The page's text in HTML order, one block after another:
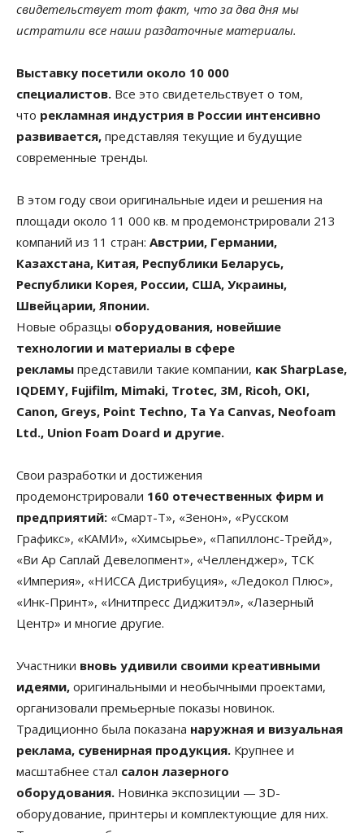
свидетельствует тот факт, что за два дня мы
истратили все наши раздаточные материалы.
Выставку посетили около 10 000
специалистов. Все это свидетельствует о том,
что рекламная индустрия в России интенсивно
развивается, представляя текущие и будущие
современные тренды.
В этом году свои оригинальные идеи и решения на
площади около 11 000 кв. м продемонстрировали 213
компаний из 11 стран: Австрии, Германии,
Казахстана, Китая, Республики Беларусь,
Республики Корея, России, США, Украины,
Швейцарии, Японии.
Новые образцы оборудования, новейшие
технологии и материалы в сфере
рекламы представили такие компании, как SharpLase,
IQDEMY, Fujifilm, Mimaki, Trotec, 3M, Ricoh, OKI,
Canon, Greys, Point Techno, Ta Ya Canvas, Neofoam
Ltd., Union Foam Doard и другие.
Свои разработки и достижения
продемонстрировали 160 отечественных фирм и
предприятий: «Смарт-Т», «Зенон», «Русском
Графикс», «КАМИ», «Химсырье», «Папиллонс-Трейд»,
«Ви Ар Саплай Девелопмент», «Челленджер», ТСК
«Империя», «НИССА Дистрибуция», «Ледокол Плюс»,
«Инк-Принт», «Инитпресс Диджитэл», «Лазерный
Центр» и многие другие.
Участники вновь удивили своими креативными
идеями, оригинальными и необычными проектами,
организовали премьерные показы новинок.
Традиционно была показана наружная и визуальная
реклама, сувенирная продукция. Крупнее и
масштабнее стал салон лазерного
оборудования. Новинка экспозиции — 3D-
оборудование, принтеры и комплектующие для них.